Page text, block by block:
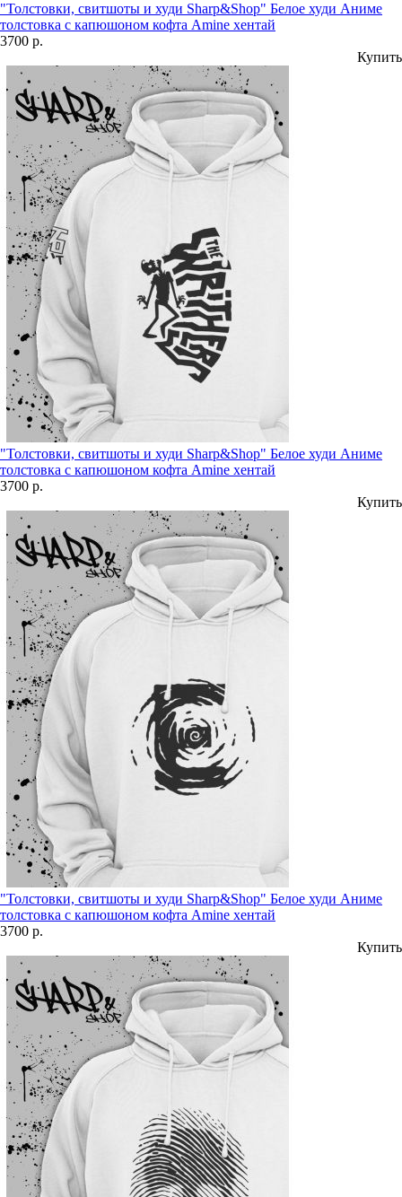
"Толстовки, свитшоты и худи Sharp&Shop" Белое худи Аниме
толстовка с капюшоном кофта Amine хентай
3700 р.
Купить
"Толстовки, свитшоты и худи Sharp&Shop" Белое худи Аниме
толстовка с капюшоном кофта Amine хентай
3700 р.
Купить
"Толстовки, свитшоты и худи Sharp&Shop" Белое худи Аниме
толстовка с капюшоном кофта Amine хентай
3700 р.
Купить